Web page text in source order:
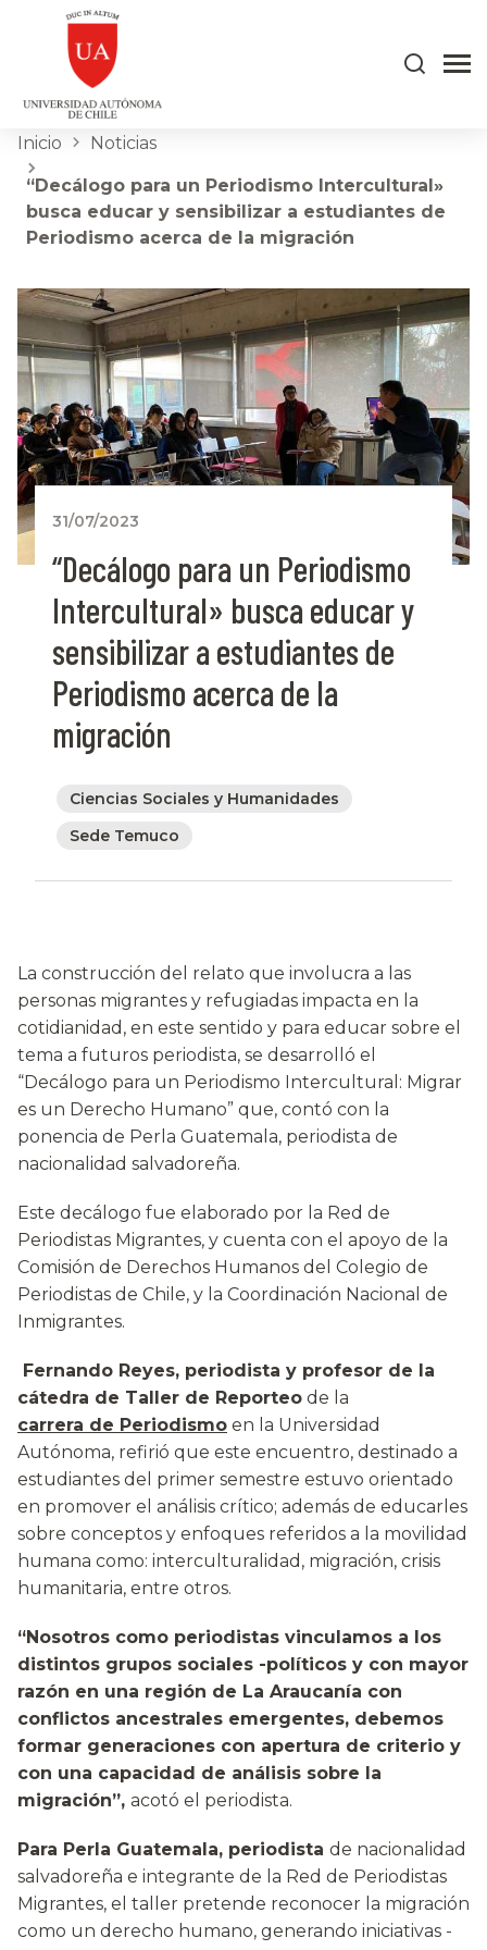
Inicio Noticias
“Decálogo para un Periodismo Intercultural»
busca educar y sensibilizar a estudiantes de
Periodismo acerca de la migración
31/07/2023
“Decálogo para un Periodismo
Intercultural» busca educar y
sensibilizar a estudiantes de
Periodismo acerca de la
migración
Ciencias Sociales y Humanidades
Sede Temuco
La construcción del relato que involucra a las
personas migrantes y refugiadas impacta en la
cotidianidad, en este sentido y para educar sobre el
tema a futuros periodista, se desarrolló el
“Decálogo para un Periodismo Intercultural: Migrar
es un Derecho Humano” que, contó con la
ponencia de Perla Guatemala, periodista de
nacionalidad salvadoreña.
Este decálogo fue elaborado por la Red de
Periodistas Migrantes, y cuenta con el apoyo de la
Comisión de Derechos Humanos del Colegio de
Periodistas de Chile, y la Coordinación Nacional de
Inmigrantes.
Fernando Reyes, periodista y profesor de la
cátedra de Taller de Reporteo de la
carrera de Periodismo en la Universidad
Autónoma, refirió que este encuentro, destinado a
estudiantes del primer semestre estuvo orientado
en promover el análisis crítico; además de educarles
sobre conceptos y enfoques referidos a la movilidad
humana como: interculturalidad, migración, crisis
humanitaria, entre otros.
“Nosotros como periodistas vinculamos a los
distintos grupos sociales -políticos y con mayor
razón en una región de La Araucanía con
conflictos ancestrales emergentes, debemos
formar generaciones con apertura de criterio y
con una capacidad de análisis sobre la
migración”, acotó el periodista.
Para Perla Guatemala, periodista de nacionalidad
salvadoreña e integrante de la Red de Periodistas
Migrantes, el taller pretende reconocer la migración
como un derecho humano, generando iniciativas -